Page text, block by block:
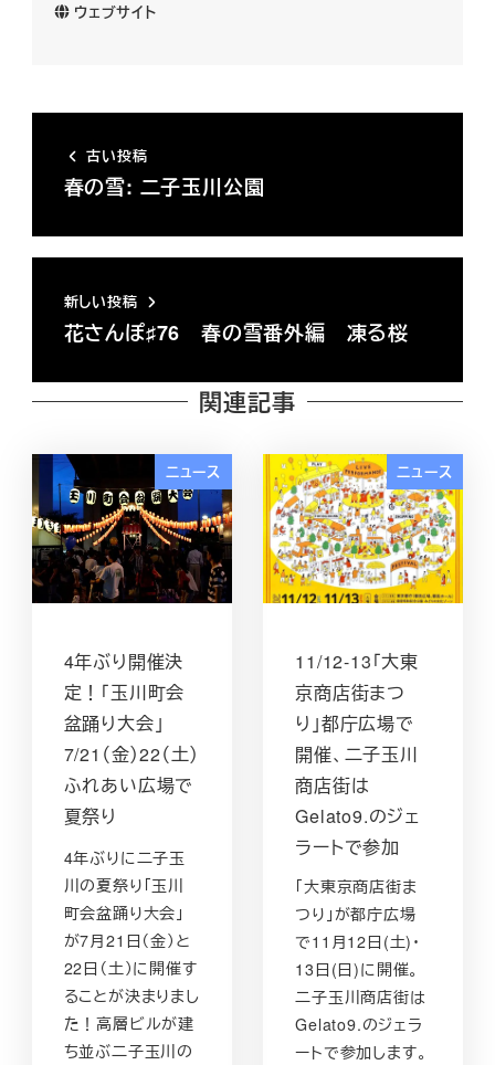
ウェブサイト
古い投稿
春の雪: 二子玉川公園
新しい投稿
花さんぽ♯76 春の雪番外編 凍る桜
関連記事
ニュース
4年ぶり開催決
定！「玉川町会
盆踊り大会」
7/21（金）22（土）
ふれあい広場で
夏祭り
4年ぶりに二子玉
川の夏祭り「玉川
町会盆踊り大会」
が7月21日（金）と
22日（土）に開催す
ることが決まりまし
た！高層ビルが建
ち並ぶ二子玉川の
ニュース
11/12-13「大東
京商店街まつ
り」都庁広場で
開催、二子玉川
商店街は
Gelato9.のジェ
ラートで参加
「大東京商店街ま
つり」が都庁広場
で11月12日(土)・
13日(日)に開催。
二子玉川商店街は
Gelato9.のジェラ
ートで参加します。